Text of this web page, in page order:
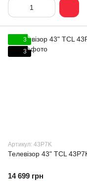
3
3
Артикул: 43P7K
Телевізор 43" TCL
14 699 грн